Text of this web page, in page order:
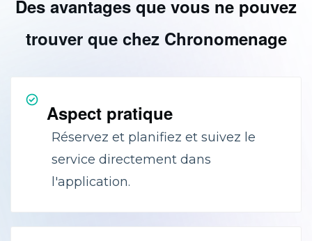
Des avantages que vous ne pouvez
trouver que chez Chronomenage
Aspect pratique
Réservez et planifiez et suivez le
service directement dans
l'application.